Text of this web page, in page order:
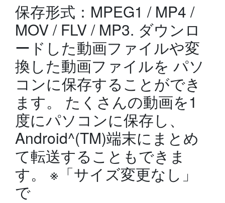
保存形式：MPEG1 / MP4 /
MOV / FLV / MP3. ダウンロ
ードした動画ファイルや変
換した動画ファイルを パソ
コンに保存することができ
ます。 たくさんの動画を1
度にパソコンに保存し、
Android^(TM)端末にまとめ
て転送することもできま
す。 ※「サイズ変更なし」
で